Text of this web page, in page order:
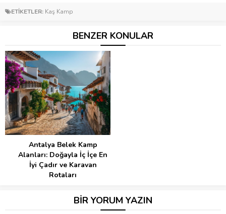
ETİKETLER: Kaş Kamp
BENZER KONULAR
Antalya Belek Kamp
Alanları: Doğayla İç İçe En
İyi Çadır ve Karavan
Rotaları
BİR YORUM YAZIN